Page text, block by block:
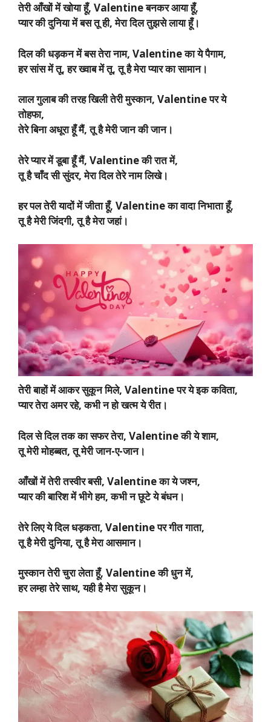
तेरी आँखों में खोया हूँ, Valentine बनकर आया हूँ,
प्यार की दुनिया में बस तू ही, मेरा दिल तुझसे लाया हूँ।
दिल की धड़कन में बस तेरा नाम, Valentine का ये पैगाम,
हर सांस में तू, हर ख्वाब में तू, तू है मेरा प्यार का सामान।
लाल गुलाब की तरह खिली तेरी मुस्कान, Valentine पर ये
तोहफा,
तेरे बिना अधूरा हूँ मैं, तू है मेरी जान की जान।
तेरे प्यार में डूबा हूँ मैं, Valentine की रात में,
तू है चाँद सी सुंदर, मेरा दिल तेरे नाम लिखे।
हर पल तेरी यादों में जीता हूँ, Valentine का वादा निभाता हूँ,
तू है मेरी जिंदगी, तू है मेरा जहां।
तेरी बाहों में आकर सुकून मिले, Valentine पर ये इक कविता,
प्यार तेरा अमर रहे, कभी न हो खत्म ये रीत।
दिल से दिल तक का सफर तेरा, Valentine की ये शाम,
तू मेरी मोहब्बत, तू मेरी जान-ए-जान।
आँखों में तेरी तस्वीर बसी, Valentine का ये जश्न,
प्यार की बारिश में भीगे हम, कभी न छूटे ये बंधन।
तेरे लिए ये दिल धड़कता, Valentine पर गीत गाता,
तू है मेरी दुनिया, तू है मेरा आसमान।
मुस्कान तेरी चुरा लेता हूँ, Valentine की धुन में,
हर लम्हा तेरे साथ, यही है मेरा सुकून।